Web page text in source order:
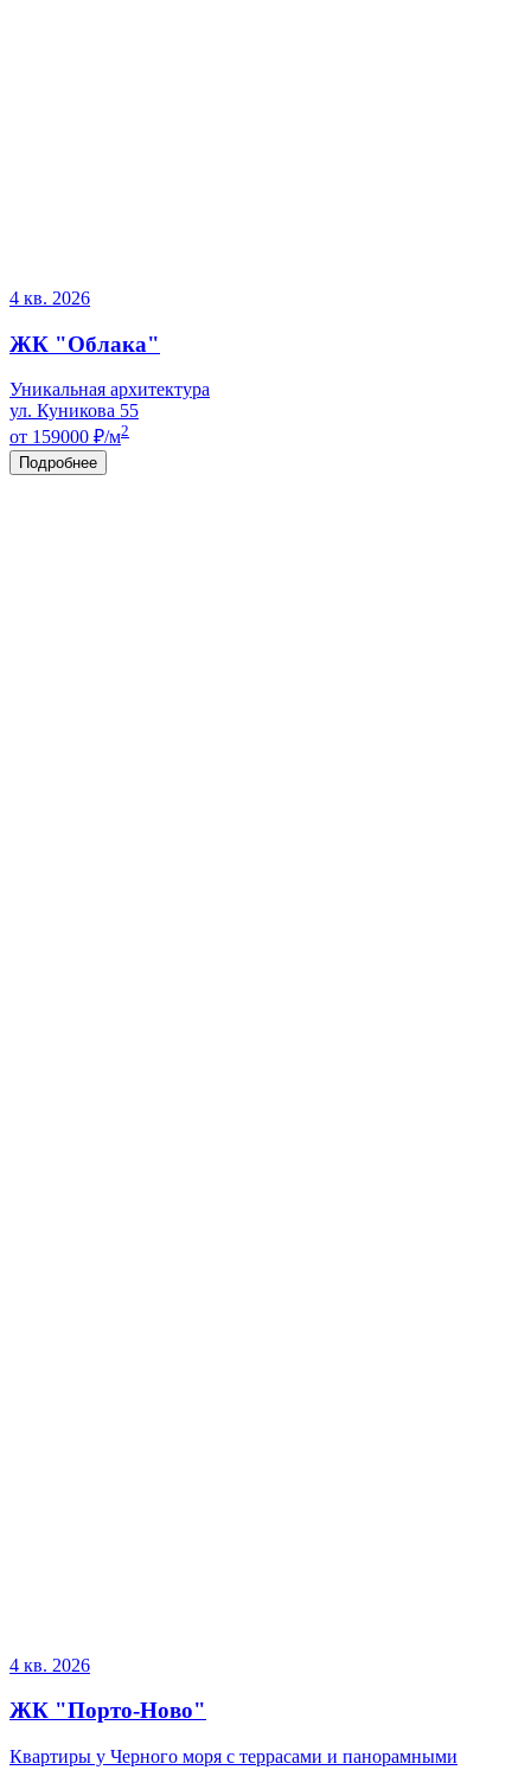
4 кв. 2026
ЖК "Облака"
Уникальная архитектура
ул. Куникова 55
от 159000 ₽/м2
Подробнее
4 кв. 2026
ЖК "Порто-Ново"
Квартиры у Черного моря с террасами и панорамными